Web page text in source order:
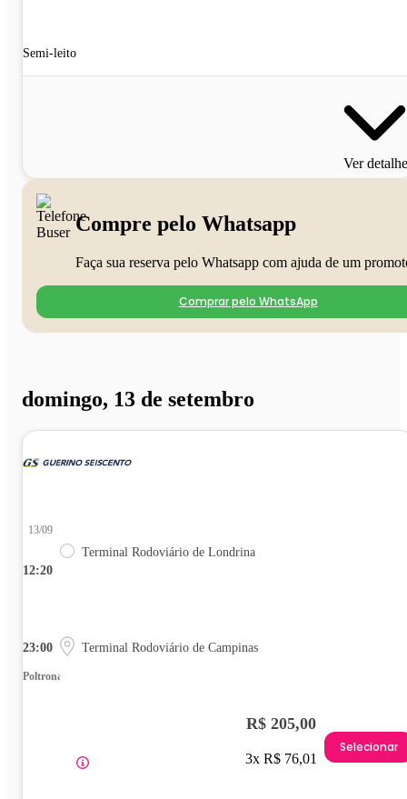
Semi-leito
Ver
Compre pelo Whatsapp
Faça sua reserva pelo Whatsapp com ajuda de um
Comprar pelo WhatsApp
domingo, 13 de setembro
12:20
13/09
Terminal Rodoviário de Londrina
23:00 Terminal Rodoviário de Campinas
Poltrona
R$ 205,00
3x R$ 76,01
Selecionar